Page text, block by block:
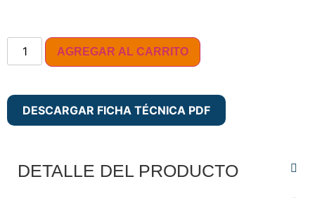
AGREGAR AL CARRITO
DESCARGAR FICHA TÉCNICA PDF
DETALLE DEL PRODUCTO